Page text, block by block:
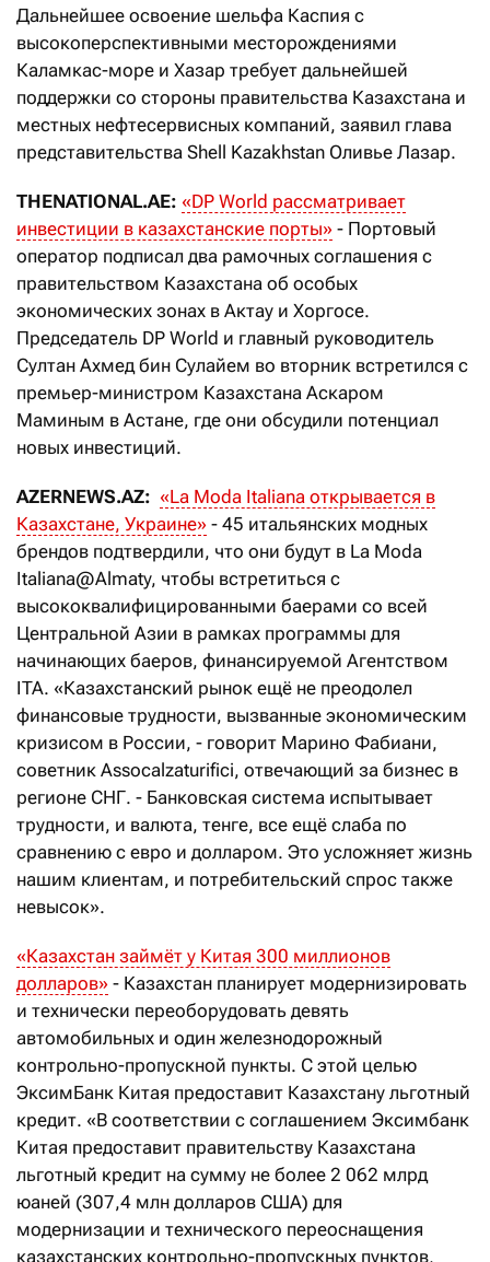
Дальнейшее освоение шельфа Каспия с
высокоперспективными месторождениями
Каламкас-море и Хазар требует дальнейшей
поддержки со стороны правительства Казахстана и
местных нефтесервисных компаний, заявил глава
представительства Shell Kazakhstan Оливье Лазар.
THENATIONAL.AE: «DP World рассматривает
инвестиции в казахстанские порты» - Портовый
оператор подписал два рамочных соглашения с
правительством Казахстана об особых
экономических зонах в Актау и Хоргосе.
Председатель DP World и главный руководитель
Султан Ахмед бин Сулайем во вторник встретился с
премьер-министром Казахстана Аскаром
Маминым в Астане, где они обсудили потенциал
новых инвестиций.
AZERNEWS.AZ: «La Moda Italiana открывается в
Казахстане, Украине» - 45 итальянских модных
брендов подтвердили, что они будут в La Moda
Italiana@Almaty, чтобы встретиться с
высококвалифицированными баерами со всей
Центральной Азии в рамках программы для
начинающих баеров, финансируемой Агентством
ITA. «Казахстанский рынок ещё не преодолел
финансовые трудности, вызванные экономическим
кризисом в России, - говорит Марино Фабиани,
советник Assocalzaturifici, отвечающий за бизнес в
регионе СНГ. - Банковская система испытывает
трудности, и валюта, тенге, все ещё слаба по
сравнению с евро и долларом. Это усложняет жизнь
нашим клиентам, и потребительский спрос также
невысок».
«Казахстан займёт у Китая 300 миллионов
долларов» - Казахстан планирует модернизировать
и технически переоборудовать девять
автомобильных и один железнодорожный
контрольно-пропускной пункты. С этой целью
ЭксимБанк Китая предоставит Казахстану льготный
кредит. «В соответствии с соглашением Эксимбанк
Китая предоставит правительству Казахстана
льготный кредит на сумму не более 2 062 млрд
юаней (307,4 млн долларов США) для
модернизации и технического переоснащения
казахстанских контрольно-пропускных пунктов,